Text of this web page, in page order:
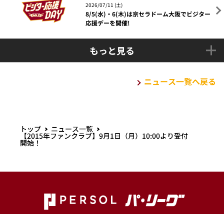
2026/07/11 (土)
8/5(水)・6(木)は京セラドーム大阪でビジター
応援デーを開催!
もっと見る
ニュース一覧へ戻る
トップ ニュース一覧
【2015年ファンクラブ】9月1日（月）10:00より受付
開始！